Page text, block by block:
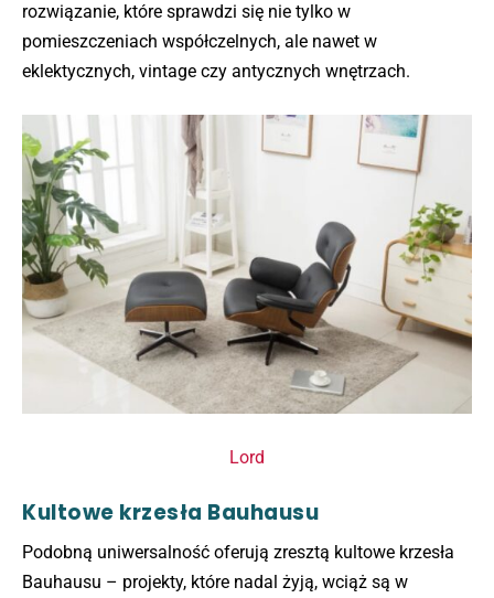
rozwiązanie, które sprawdzi się nie tylko w
pomieszczeniach współczelnych, ale nawet w
eklektycznych, vintage czy antycznych wnętrzach.
Lord
Kultowe krzesła Bauhausu
Podobną uniwersalność oferują zresztą kultowe krzesła
Bauhausu – projekty, które nadal żyją, wciąż są w